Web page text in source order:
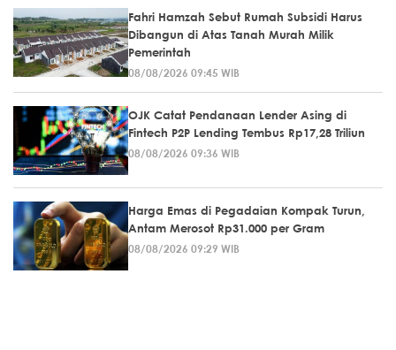
Fahri Hamzah Sebut Rumah Subsidi Harus
Dibangun di Atas Tanah Murah Milik
Pemerintah
08/08/2026 09:45 WIB
OJK Catat Pendanaan Lender Asing di
Fintech P2P Lending Tembus Rp17,28 Triliun
08/08/2026 09:36 WIB
Harga Emas di Pegadaian Kompak Turun,
Antam Merosot Rp31.000 per Gram
08/08/2026 09:29 WIB